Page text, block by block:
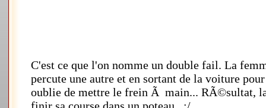
C'est ce que l'on nomme un double fail. La
percute une autre et en sortant de la voiture
oublie de mettre le frein Ã main... RÃ©sultat,